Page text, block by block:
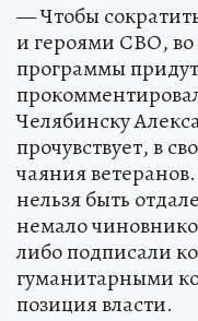
— Чтобы
и героями СВО, во
программы
Челябинску
прочувствует, в
чаяния
нельзя быть
немало
либо подписали
гуманитарными
позиция власти.